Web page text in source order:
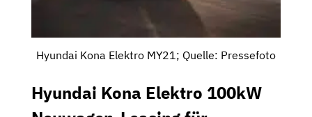
Hyundai Kona Elektro MY21; Quelle: Pressefoto
Hyundai Kona Elektro 100kW